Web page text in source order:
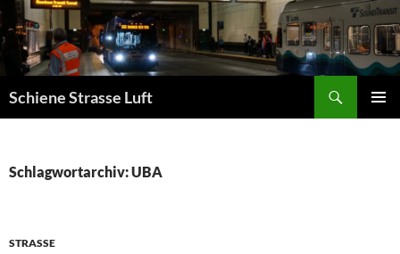
Zum
Inhalt
springen
Schiene Strasse Luft
Schlagwortarchiv: UBA
STRASSE